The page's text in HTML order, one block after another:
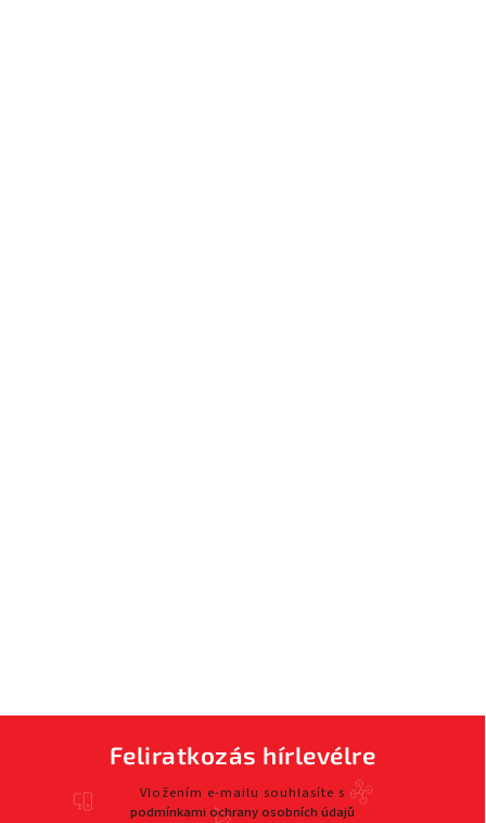
Feliratkozás hírlevélre
Vložením e-mailu souhlasíte s
podmínkami ochrany osobních údajů